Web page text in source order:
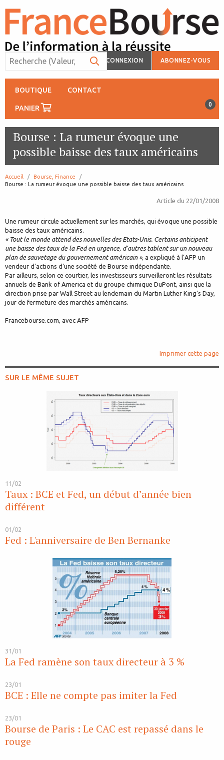
CONNEXION ABONNEZ-VOUS
BOUTIQUE CONTACT
PANIER 0
Bourse : La rumeur évoque une
possible baisse des taux américains
Accueil
Bourse, Finance
page:
Bourse : La rumeur évoque une possible baisse des taux américains
Article du 22/01/2008
Une rumeur circule actuellement sur les marchés, qui évoque une possible
baisse des taux américains.
« Tout le monde attend des nouvelles des Etats-Unis. Certains anticipent
une baisse des taux de la Fed en urgence, d’autres tablent sur un nouveau
plan de sauvetage du gouvernement américain », a expliqué à l’AFP un
vendeur d’actions d’une société de Bourse indépendante.
Par ailleurs, selon ce courtier, les investisseurs surveilleront les résultats
annuels de Bank of America et du groupe chimique DuPont, ainsi que la
direction prise par Wall Street au lendemain du Martin Luther King’s Day,
jour de fermeture des marchés américains.
Francebourse.com, avec AFP
Imprimer cette page
SUR LE MÊME SUJET
11/02
Taux : BCE et Fed, un début d’année bien
différent
01/02
Fed : L'anniversaire de Ben Bernanke
31/01
La Fed ramène son taux directeur à 3 %
23/01
BCE : Elle ne compte pas imiter la Fed
23/01
Bourse de Paris : Le CAC est repassé dans le
rouge